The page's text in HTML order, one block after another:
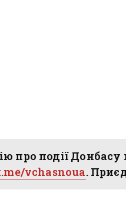
про події
vchasnoua.